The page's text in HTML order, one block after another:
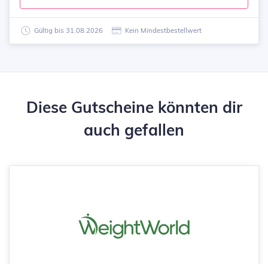
Gültig bis 31.08.2026 Kein Mindestbestellwert
Diese Gutscheine könnten dir
auch gefallen